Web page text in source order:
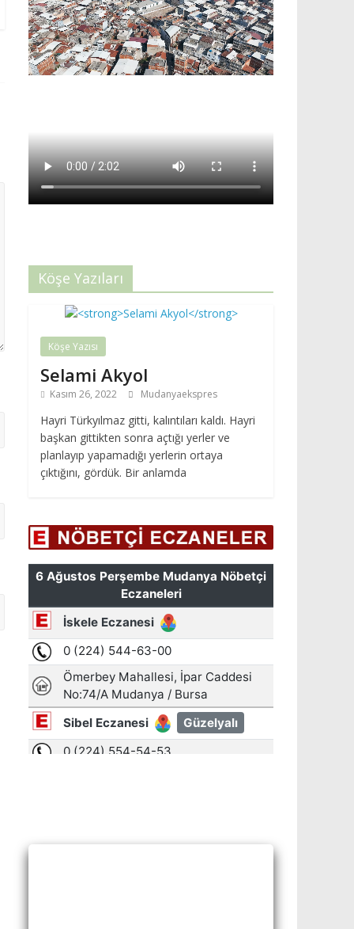
Köşe Yazıları
Köşe Yazısı
Selami Akyol
Kasım 26, 2022 Mudanyaekspres
Hayri Türkyılmaz gitti, kalıntıları kaldı. Hayri
başkan gittikten sonra açtığı yerler ve
planlayıp yapamadığı yerlerin ortaya
çıktığını, gördük. Bir anlamda